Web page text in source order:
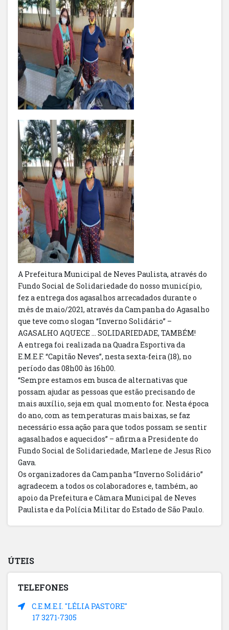
A Prefeitura Municipal de Neves Paulista, através do
Fundo Social de Solidariedade do nosso município,
fez a entrega dos agasalhos arrecadados durante o
mês de maio/2021, através da Campanha do Agasalho
que teve como slogan “Inverno Solidário” –
AGASALHO AQUECE ... SOLIDARIEDADE, TAMBÉM!
A entrega foi realizada na Quadra Esportiva da
E.M.E.F. “Capitão Neves”, nesta sexta-feira (18), no
período das 08h00 às 16h00.
“Sempre estamos em busca de alternativas que
possam ajudar as pessoas que estão precisando de
mais auxílio, seja em qual momento for. Nesta época
do ano, com as temperaturas mais baixas, se faz
necessário essa ação para que todos possam se sentir
agasalhados e aquecidos” – afirma a Presidente do
Fundo Social de Solidariedade, Marlene de Jesus Rico
Gava.
Os organizadores da Campanha “Inverno Solidário”
agradecem a todos os colaboradores e, também, ao
apoio da Prefeitura e Câmara Municipal de Neves
Paulista e da Polícia Militar do Estado de São Paulo.
ÚTEIS
TELEFONES
C.E.M.E.I. "LÉLIA PASTORE"
17 3271-7305